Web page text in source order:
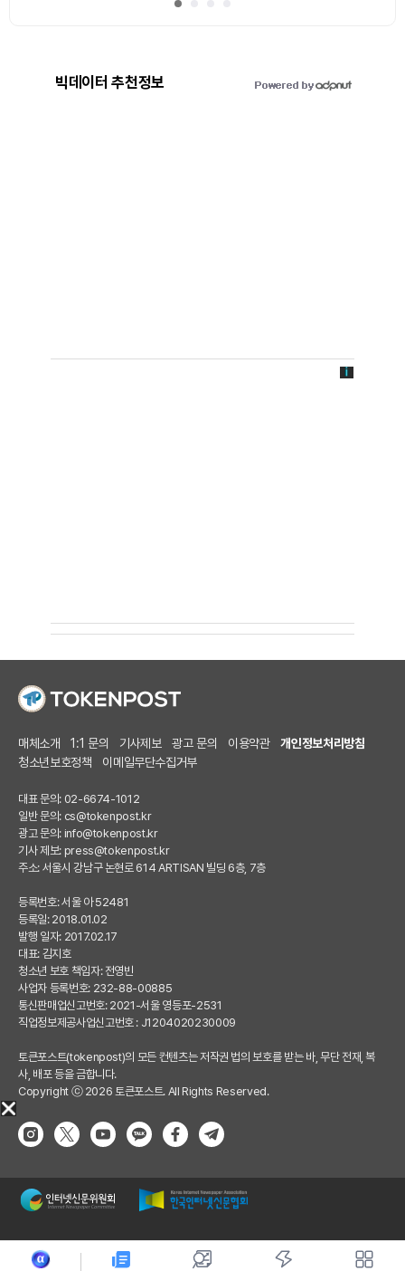
빅데이터 추천정보
매체소개 1:1 문의 기사제보 광고 문의 이용약관
개인정보처리방침
청소년보호정책
이메일무단수집거부
대표 문의: 02-6674-1012
일반 문의: cs@tokenpost.kr
광고 문의: info@tokenpost.kr
기사 제보: press@tokenpost.kr
주소: 서울시 강남구 논현로 614 ARTISAN 빌딩 6층, 7층
등록번호: 서울 아 52481
등록일: 2018.01.02
발행 일자: 2017.02.17
대표: 김지호
청소년 보호 책임자: 전영빈
사업자 등록번호: 232-88-00885
통신판매업신고번호: 2021-서울 영등포-2531
직업정보제공사업신고번호 : J1204020230009
토큰포스트(tokenpost)의 모든 컨텐츠는 저작권 법의 보호를 받는 바, 무단 전재, 복
사, 배포 등을 금합니다.
Copyright ⓒ 2026 토큰포스트. All Rights Reserved.